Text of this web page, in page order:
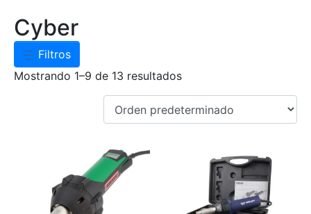
Cyber
Filtros
Mostrando 1–9 de 13 resultados